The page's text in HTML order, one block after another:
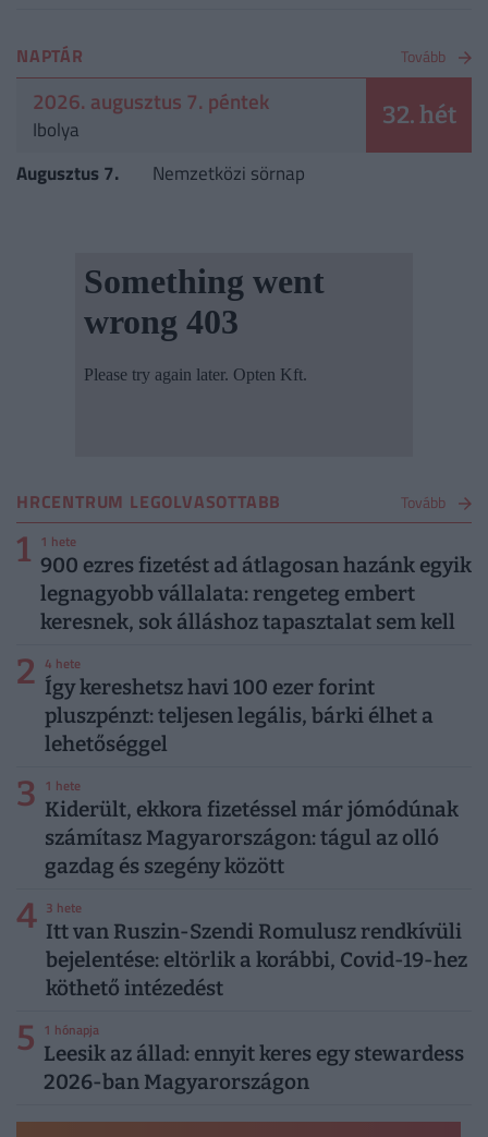
NAPTÁR Tovább
2026. augusztus 7. péntek
Ibolya 32. hét
Augusztus 7. Nemzetközi sörnap
HRCENTRUM LEGOLVASOTTABB Tovább
1 1 hete
900 ezres fizetést ad átlagosan hazánk egyik
legnagyobb vállalata: rengeteg embert
keresnek, sok álláshoz tapasztalat sem kell
2 4 hete
Így kereshetsz havi 100 ezer forint
pluszpénzt: teljesen legális, bárki élhet a
lehetőséggel
3 1 hete
Kiderült, ekkora fizetéssel már jómódúnak
számítasz Magyarországon: tágul az olló
gazdag és szegény között
4 3 hete
Itt van Ruszin-Szendi Romulusz rendkívüli
bejelentése: eltörlik a korábbi, Covid-19-hez
köthető intézedést
5 1 hónapja
Leesik az állad: ennyit keres egy stewardess
2026-ban Magyarországon